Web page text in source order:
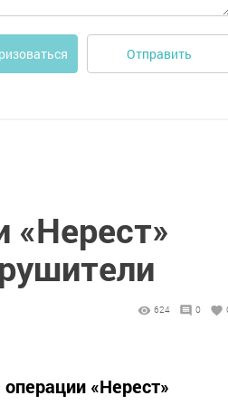
Отправить
«Нерест»
624 0
«Нерест»